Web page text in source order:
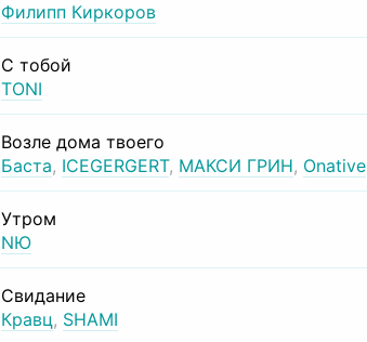
Филипп Киркоров
С тобой
TONI
Возле дома твоего
Баста, ICEGERGERT, МАКСИ ГРИН, Onative
Утром
NЮ
Свидание
Кравц, SHAMI